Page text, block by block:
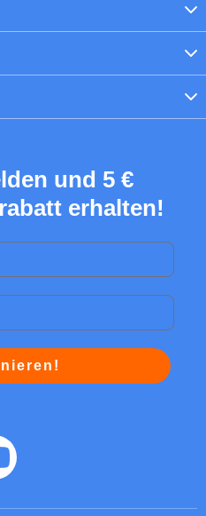
und 5 €
erhalten!